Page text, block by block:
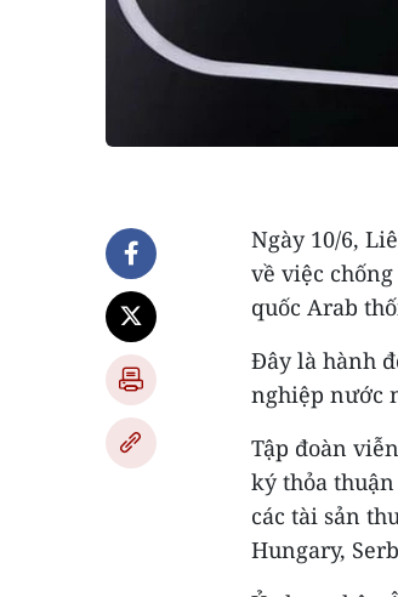
Ngày 10/6,
về việc
quốc Arab
Đây là hành
nghiệp nước
Tập đoàn
ký thỏa
các tài sản
Hungary,